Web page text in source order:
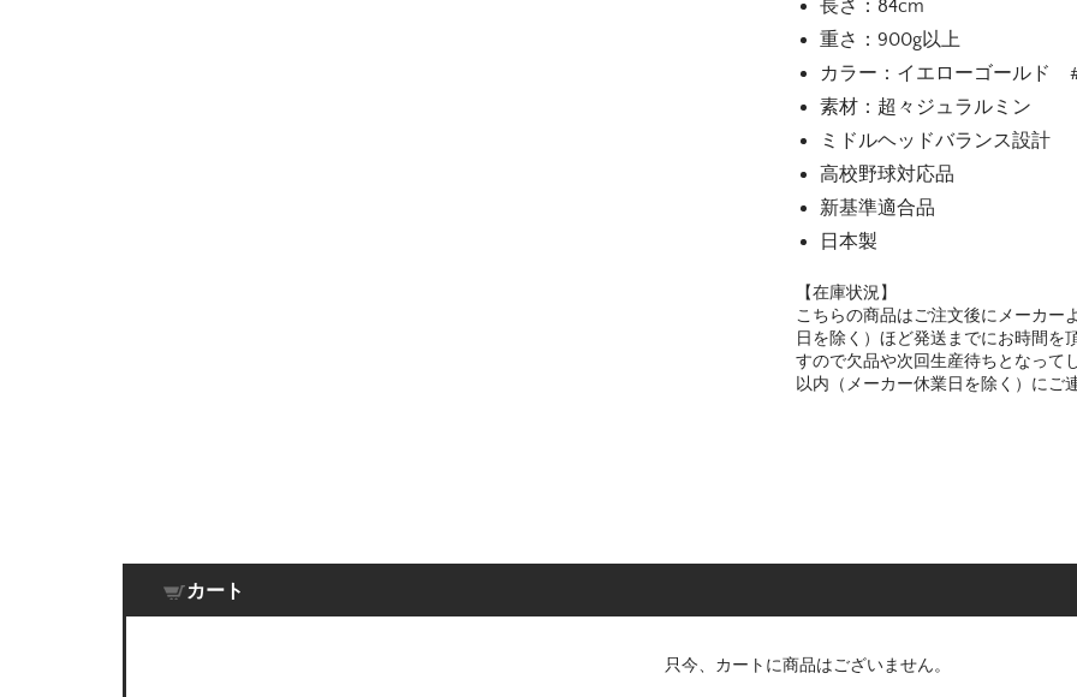
長さ：84cm
重さ：900g以上
カラー：イエローゴールド
素材：超々ジュラルミン
ミドルヘッドバランス設計
高校野球対応品
新基準適合品
日本製
【在庫状況】
こちらの商品はご注文後にメーカー
日を除く）ほど発送までにお時間を
すので欠品や次回生産待ちとなって
以内（メーカー休業日を除く）にご
カート
只今、カートに商品はございません。